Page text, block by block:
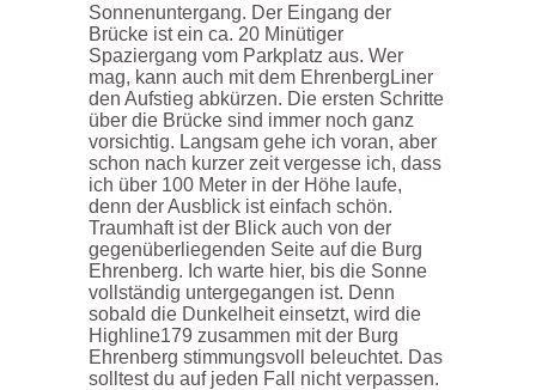
Sonnenuntergang. Der Eingang der
Brücke ist ein ca. 20 Minütiger
Spaziergang vom Parkplatz aus. Wer
mag, kann auch mit dem EhrenbergLiner
den Aufstieg abkürzen. Die ersten Schritte
über die Brücke sind immer noch ganz
vorsichtig. Langsam gehe ich voran, aber
schon nach kurzer zeit vergesse ich, dass
ich über 100 Meter in der Höhe laufe,
denn der Ausblick ist einfach schön.
Traumhaft ist der Blick auch von der
gegenüberliegenden Seite auf die Burg
Ehrenberg. Ich warte hier, bis die Sonne
vollständig untergegangen ist. Denn
sobald die Dunkelheit einsetzt, wird die
Highline179 zusammen mit der Burg
Ehrenberg stimmungsvoll beleuchtet. Das
solltest du auf jeden Fall nicht verpassen.